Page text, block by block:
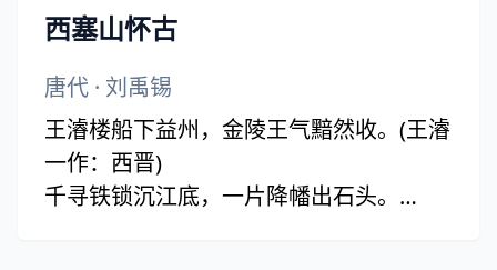
彼黍离离，彼稷之实。行迈靡靡，中心如
噎。知我者，谓我心忧；不知我者，谓我
何求。悠悠苍天，此何人哉？
西塞山怀古
唐代 · 刘禹锡
王濬楼船下益州，金陵王气黯然收。(王濬
一作：西晋)
千寻铁锁沉江底，一片降幡出石头。